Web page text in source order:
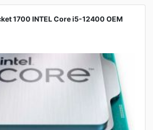
1700 INTEL Core i5-12400 OEM